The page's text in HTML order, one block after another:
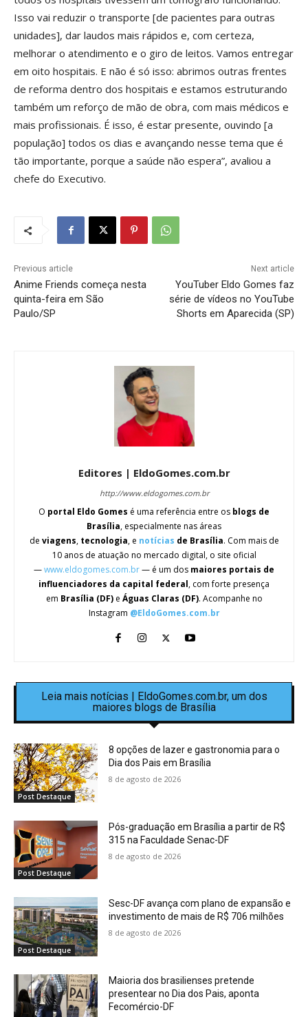
Isso vai reduzir o transporte [de pacientes para outras
unidades], dar laudos mais rápidos e, com certeza,
melhorar o atendimento e o giro de leitos. Vamos entregar
em oito hospitais. E não é só isso: abrimos outras frentes
de reforma dentro dos hospitais e estamos estruturando
também um reforço de mão de obra, com mais médicos e
mais profissionais. É isso, é estar presente, ouvindo [a
população] todos os dias e avançando nesse tema que é
tão importante, porque a saúde não espera”, avaliou a
chefe do Executivo.
Previous article
Anime Friends começa nesta
quinta-feira em São
Paulo/SP
Next article
YouTuber Eldo Gomes faz
série de vídeos no YouTube
Shorts em Aparecida (SP)
Editores | EldoGomes.com.br
http://www.eldogomes.com.br
O portal Eldo Gomes é uma referência entre os blogs de
Brasília, especialmente nas áreas
de viagens, tecnologia, e notícias de Brasília. Com mais de
10 anos de atuação no mercado digital, o site oficial
—www.eldogomes.com.br— é um dos maiores portais de
influenciadores da capital federal, com forte presença
em Brasília (DF)e Águas Claras (DF). Acompanhe no
Instagram @EldoGomes.com.br
Leia mais notícias | EldoGomes.com.br, um dos
maiores blogs de Brasília
Post Destaque
8 opções de lazer e gastronomia para o
Dia dos Pais em Brasília
8 de agosto de 2026
Post Destaque
Pós-graduação em Brasília a partir de R$
315 na Faculdade Senac-DF
8 de agosto de 2026
Post Destaque
Sesc-DF avança com plano de expansão e
investimento de mais de R$ 706 milhões
8 de agosto de 2026
Maioria dos brasilienses pretende
presentear no Dia dos Pais, aponta
Fecomércio-DF